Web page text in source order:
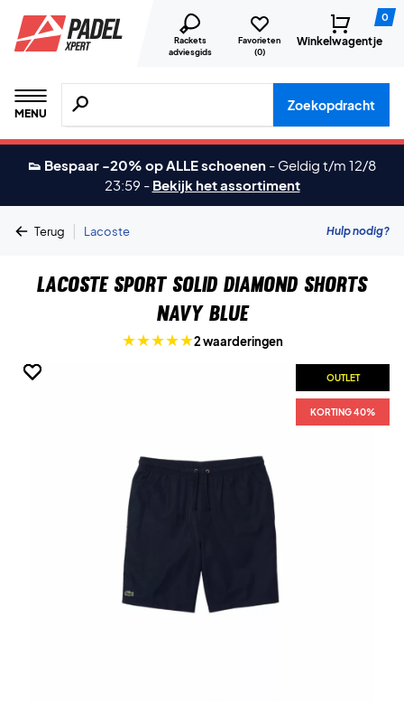
Rackets
adviesgids
Favorieten
(0)
0
Winkelwagentje
MENU
Zoeken naar producten, merken etc.
Zoekopdracht
👟 Bespaar -20% op ALLE schoenen - Geldig t/m 12/8
23:59 - Bekijk het assortiment
Terug | Lacoste Hulp nodig?
Lacoste Sport Solid Diamond Shorts
Navy Blue
2 waarderingen
OUTLET
KORTING 40%
OUTLET
KORTING 40%
OUTLET
KORTING 40%
OUTLET
KORTING 40%